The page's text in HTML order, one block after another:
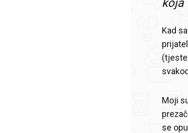
koja
Kad
Moji
se